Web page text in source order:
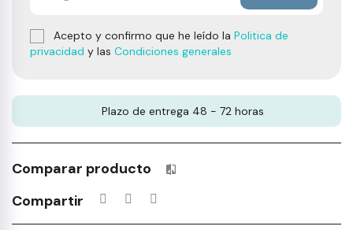
Acepto y confirmo que he leído la Politica de
privacidad y las Condiciones generales
Plazo de entrega 48 - 72 horas
Comparar producto Productos incluidos en tu lista
Compartir